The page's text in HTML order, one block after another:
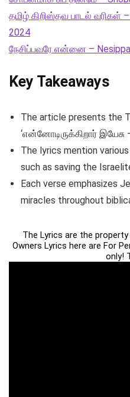
தமிழ் கிறிஸ்தவ பாடல் வரிகள்
2024
நேசிப்பவரே என்னை –
Key Takeaways
The article presents the
‘என்னோடிருக்கிறார் இயேசு
The lyrics mention
such as saving the
Each verse emphasizes
miracles throughout
The Lyrics are the
Owners Lyrics here are For
only!